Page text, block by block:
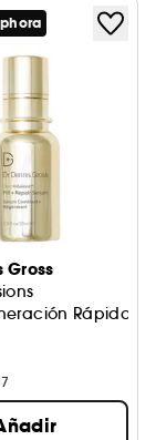
el Contorno
Gross
Rápida